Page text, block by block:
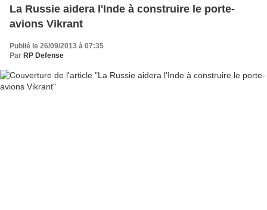
La Russie aidera l'Inde à construire le porte-
avions Vikrant
Publié le 26/09/2013 à 07:35
Par RP Defense